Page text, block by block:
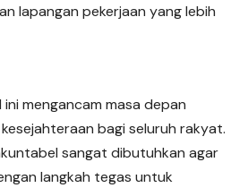
lapangan pekerjaan yang lebih
mengancam masa depan
bagi seluruh rakyat.
sangat dibutuhkan agar
langkah tegas untuk